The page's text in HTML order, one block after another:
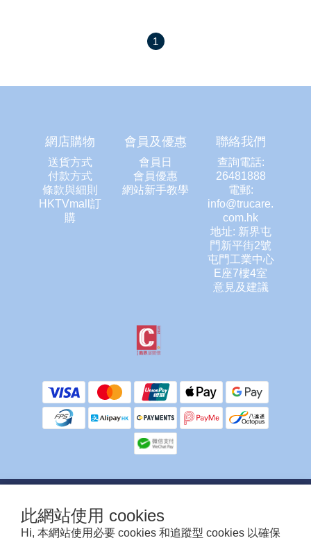
此網站使用 cookies
Hi, 本網站使用必要 cookies 和追蹤型 cookies 以確保
1
網店購物
送貨方式
付款方式
條款與細則
HKTVmall訂
購
會員及優惠
會員日
會員優惠
網站新手教學
聯絡我們
查詢電話:
26481888
電郵:
info@trucare.
com.hk
地址: 新界屯
門新平街2號
屯門工業中心
E座7樓4室
意見及建議
除銀行ATM付款需要上傳入數紙人工確認外，其他付款方式為系統自動確認，多謝留
意🙏